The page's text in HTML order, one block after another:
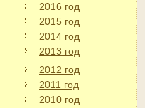
2016 год
2015 год
2014 год
2013 год
2012 год
2011 год
2010 год